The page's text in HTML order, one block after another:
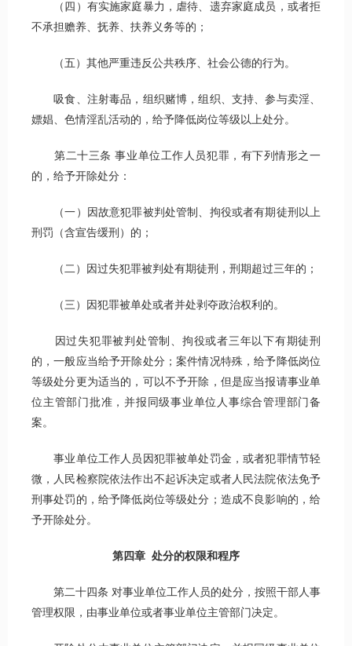
（四）有实施家庭暴力，虐待、遗弃家庭成员，或者拒
不承担赡养、抚养、扶养义务等的；
（五）其他严重违反公共秩序、社会公德的行为。
吸食、注射毒品，组织赌博，组织、支持、参与卖淫、
嫖娼、色情淫乱活动的，给予降低岗位等级以上处分。
第二十三条 事业单位工作人员犯罪，有下列情形之一
的，给予开除处分：
（一）因故意犯罪被判处管制、拘役或者有期徒刑以上
刑罚（含宣告缓刑）的；
（二）因过失犯罪被判处有期徒刑，刑期超过三年的；
（三）因犯罪被单处或者并处剥夺政治权利的。
因过失犯罪被判处管制、拘役或者三年以下有期徒刑
的，一般应当给予开除处分；案件情况特殊，给予降低岗位
等级处分更为适当的，可以不予开除，但是应当报请事业单
位主管部门批准，并报同级事业单位人事综合管理部门备
案。
事业单位工作人员因犯罪被单处罚金，或者犯罪情节轻
微，人民检察院依法作出不起诉决定或者人民法院依法免予
刑事处罚的，给予降低岗位等级处分；造成不良影响的，给
予开除处分。
第四章 处分的权限和程序
第二十四条 对事业单位工作人员的处分，按照干部人事
管理权限，由事业单位或者事业单位主管部门决定。